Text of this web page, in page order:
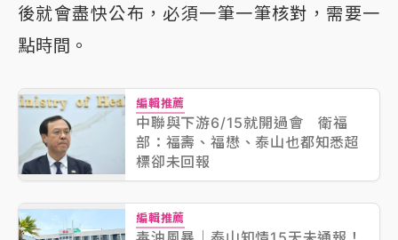
後就會盡快公布，必須一筆一筆核對，需要一
點時間。
編輯推薦
中聯與下游6/15就開過會 衛福
部：福壽、福懋、泰山也都知悉超
標卻未回報
編輯推薦